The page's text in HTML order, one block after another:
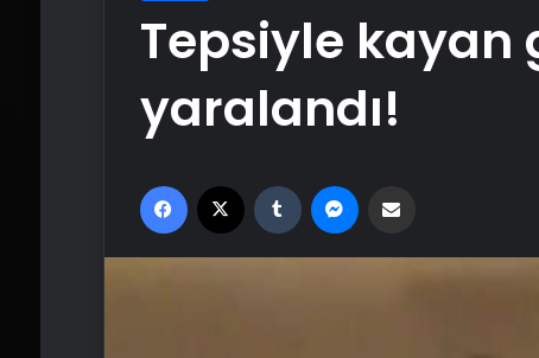
Tepsiyle kayan
yaralandı!
Facebook Tumblr